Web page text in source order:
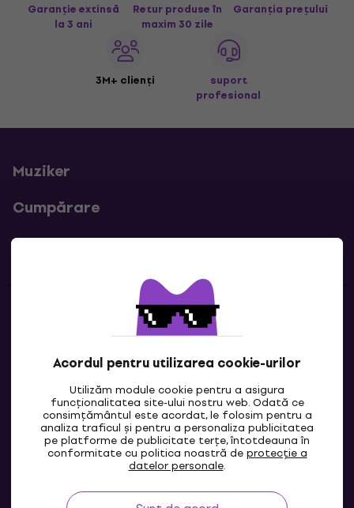
Acordul pentru utilizarea cookie-urilor
Utilizăm module cookie pentru a asigura
funcționalitatea site-ului nostru web. Odată ce
consimțământul este acordat, le folosim pentru a
analiza traficul și pentru a personaliza publicitatea
pe platforme de publicitate terțe, întotdeauna în
conformitate cu politica noastră deprotecție a
datelor personale.
Garanție extinsă
la 3 ani
Retur produse în
maxim 30 zile
Garanția prețului
3M+ clienți
suport
profesional
Muziker
Cumpărare
Linkuri utile
Contacte
Contactează-ne